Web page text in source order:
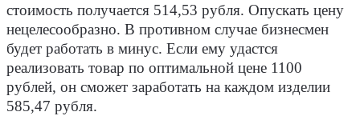
стоимость получается 514,53 рубля. Опускать цену
нецелесообразно. В противном случае бизнесмен
будет работать в минус. Если ему удастся
реализовать товар по оптимальной цене 1100
рублей, он сможет заработать на каждом изделии
585,47 рубля.